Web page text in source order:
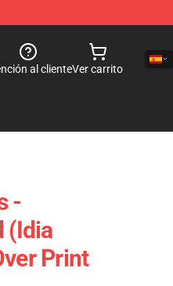
al clienteVer carrito
-
(Idia
Print